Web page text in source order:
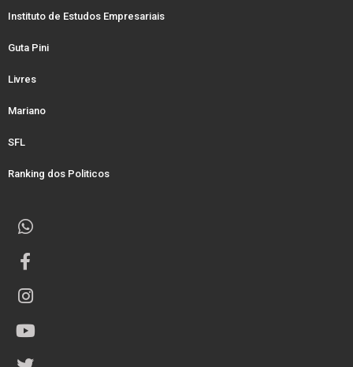
Instituto de Estudos Empresariais
Guta Pini
Livres
Mariano
SFL
Ranking dos Politicos